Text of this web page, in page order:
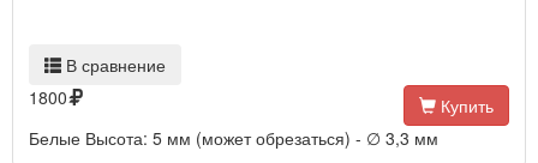
В сравнение
1800
Купить
Белые Высота: 5 мм (может обрезаться) - ∅ 3,3 мм